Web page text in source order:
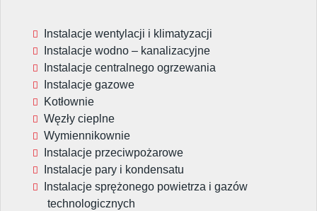
Instalacje wentylacji i klimatyzacji
Instalacje wodno – kanalizacyjne
Instalacje centralnego ogrzewania
Instalacje gazowe
Kotłownie
Węzły cieplne
Wymiennikownie
Instalacje przeciwpożarowe
Instalacje pary i kondensatu
Instalacje sprężonego powietrza i gazów
technologicznych